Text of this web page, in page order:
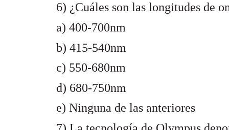
6) ¿Cuáles son las longitudes de
a) 400-700nm
b) 415-540nm
c) 550-680nm
d) 680-750nm
e) Ninguna de las anteriores